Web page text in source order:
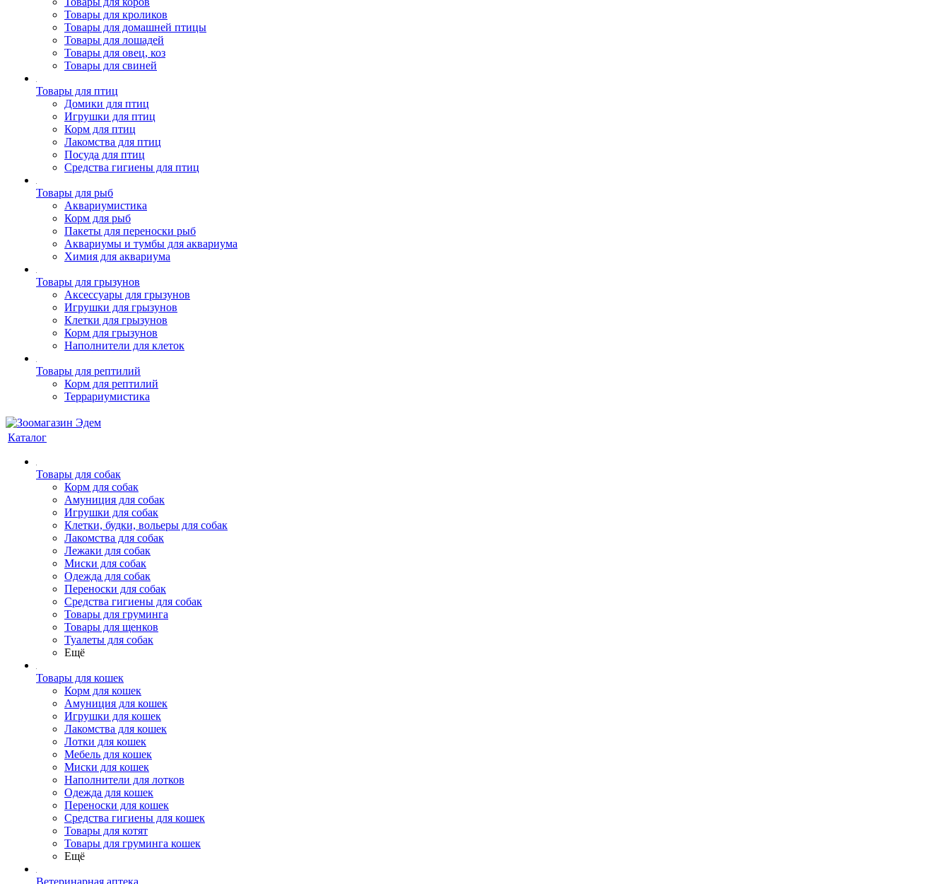
Товары для кроликов
Товары для домашней птицы
Товары для лошадей
Товары для овец, коз
Товары для свиней
Товары для птиц
Домики для птиц
Игрушки для птиц
Корм для птиц
Лакомства для птиц
Посуда для птиц
Средства гигиены для птиц
Товары для рыб
Аквариумистика
Корм для рыб
Пакеты для переноски рыб
Аквариумы и тумбы для аквариума
Химия для аквариума
Товары для грызунов
Аксессуары для грызунов
Игрушки для грызунов
Клетки для грызунов
Корм для грызунов
Наполнители для клеток
Товары для рептилий
Корм для рептилий
Террариумистика
Каталог
Товары для собак
Корм для собак
Амуниция для собак
Игрушки для собак
Клетки, будки, вольеры для собак
Лакомства для собак
Лежаки для собак
Миски для собак
Одежда для собак
Переноски для собак
Средства гигиены для собак
Товары для груминга
Товары для щенков
Туалеты для собак
Ещё
Товары для кошек
Корм для кошек
Амуниция для кошек
Игрушки для кошек
Лакомства для кошек
Лотки для кошек
Мебель для кошек
Миски для кошек
Наполнители для лотков
Одежда для кошек
Переноски для кошек
Средства гигиены для кошек
Товары для котят
Товары для груминга кошек
Ещё
Ветеринарная аптека